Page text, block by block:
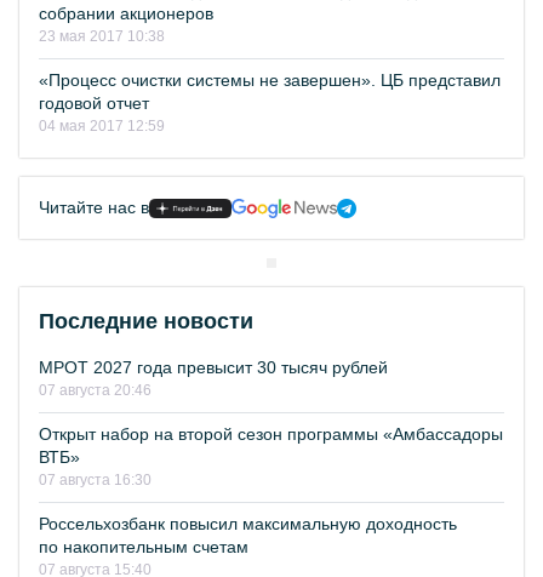
собрании акционеров
23 мая 2017 10:38
«Процесс очистки системы не завершен». ЦБ представил
годовой отчет
04 мая 2017 12:59
Читайте нас в
Последние новости
МРОТ 2027 года превысит 30 тысяч рублей
07 августа 20:46
Открыт набор на второй сезон программы «Амбассадоры
ВТБ»
07 августа 16:30
Россельхозбанк повысил максимальную доходность
по накопительным счетам
07 августа 15:40